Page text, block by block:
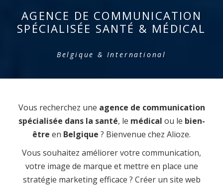
Contact
AGENCE DE COMMUNICATION
SPÉCIALISÉE SANTÉ & MÉDICAL
Belgique & International
Vous recherchez une agence de communication
spécialisée dans la santé, le médical ou le bien-
être en Belgique ? Bienvenue chez Alioze.
Vous souhaitez améliorer votre communication,
votre image de marque et mettre en place une
stratégie marketing efficace ? Créer un site web